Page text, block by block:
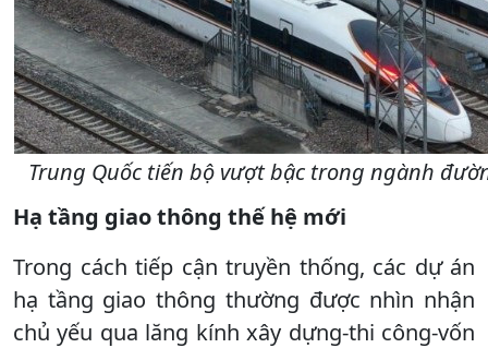
Trung Quốc tiến bộ vượt bậc trong ngành
Hạ tầng giao thông thế hệ mới
Trong cách tiếp cận truyền thống, các dự án
hạ tầng giao thông thường được nhìn nhận
chủ yếu qua lăng kính xây dựng-thi công-vốn